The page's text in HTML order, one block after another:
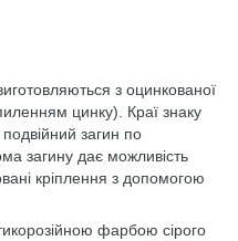
з оцинкованої
цинку). Краї знаку
загин по
загину дає можливість
кріплення з допомогою
фарбою сірого